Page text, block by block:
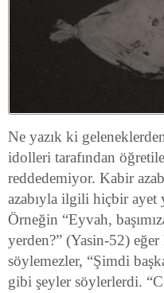
Ne yazık ki
idolleri tarafından
reddedemiyor. Kabir
azabıyla ilgili hiçbir ayet
Örneğin “Eyvah,
yerden?” (Yasin-52)
söylemezler, “Şimdi
gibi şeyler söylerlerdi.